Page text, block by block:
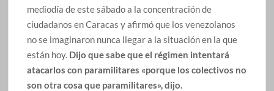
mediodía de este sábado a la concentración de
ciudadanos en Caracas y afirmó que los venezolanos
no se imaginaron nunca llegar a la situación en la que
están hoy. Dijo que sabe que el régimen intentará
atacarlos con paramilitares «porque los colectivos no
son otra cosa que paramilitares», dijo.